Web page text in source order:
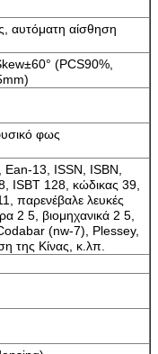
αυτόματη αίσθηση
(PCS90%,
φως
13, ISSN, ISBN,
ISBT 128, κώδικας 39,
παρενέβαλε λευκές
2 5, βιομηχανικά 2 5,
(nw-7), Plessey,
της Κίνας, κ.λπ.